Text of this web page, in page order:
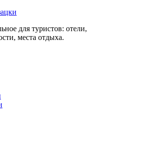
для туристов: отели,
места отдыха.